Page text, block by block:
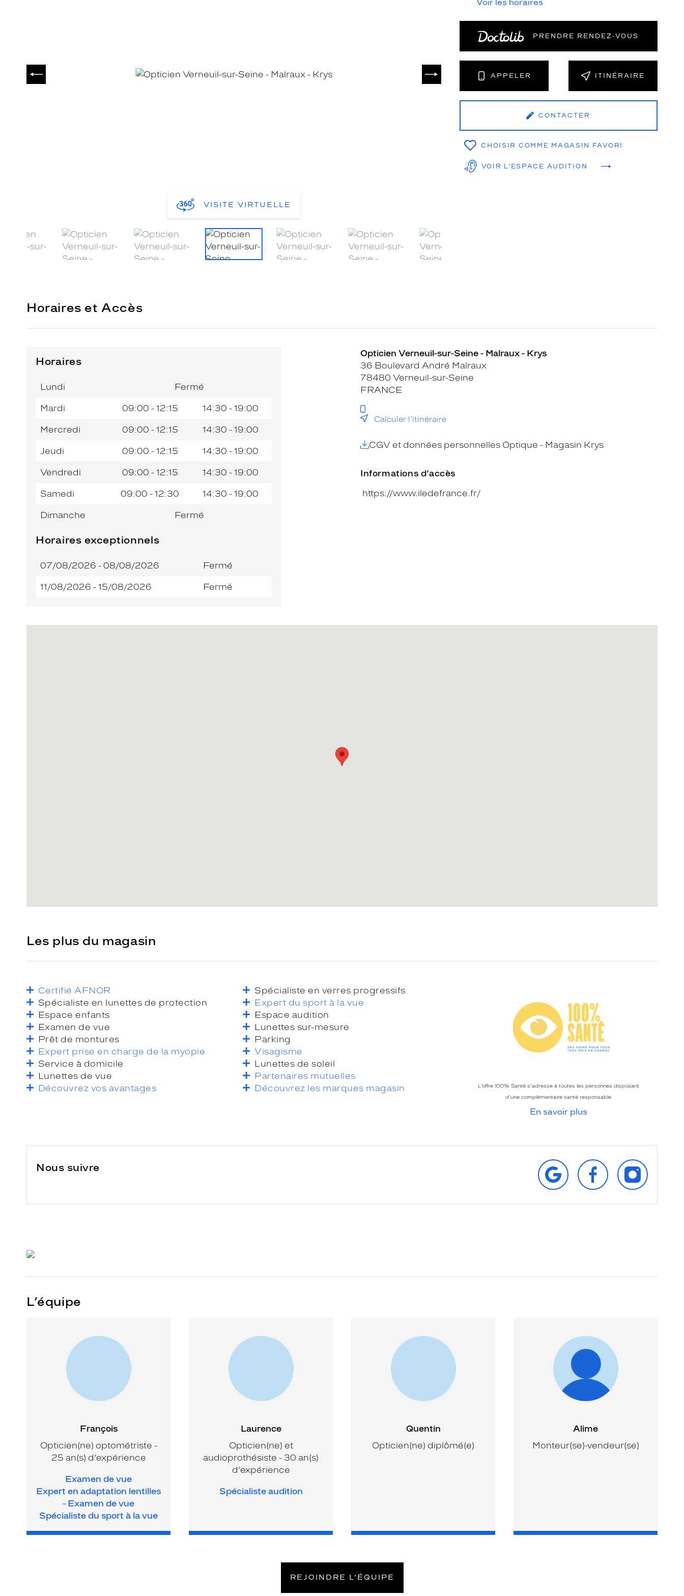
VISITE VIRTUELLE
Voir les horaires
PRENDRE RENDEZ‑VOUS
APPELER ITINÉRAIRE
CONTACTER
CHOISIR COMME MAGASIN FAVORI
VOIR L'ESPACE AUDITION
Horaires et Accès
Horaires
Jour de
semaine
Horaires
Lundi Fermé
Mardi 09:00 - 12:15 14:30 - 19:00
Mercredi 09:00 - 12:15 14:30 - 19:00
Jeudi 09:00 - 12:15 14:30 - 19:00
Vendredi 09:00 - 12:15 14:30 - 19:00
Samedi 09:00 - 12:30 14:30 - 19:00
Dimanche Fermé
Horaires exceptionnels
Jour de
semaine
Horaires
07/08/2026 - 08/08/2026 Fermé
11/08/2026 - 15/08/2026 Fermé
Opticien Verneuil-sur-Seine - Malraux - Krys
36 Boulevard André Malraux
78480 Verneuil-sur-Seine
FRANCE
Calculer l’itinéraire
CGV et données personnelles Optique - Magasin Krys
Informations d’accès
https://www.iledefrance.fr/
Les plus du magasin
Certifié AFNOR
Spécialiste en verres progressifs
Spécialiste en lunettes de protection
Expert du sport à la vue
Espace enfants
Espace audition
Examen de vue
Lunettes sur-mesure
Prêt de montures
Parking
Expert prise en charge de la myopie
Visagisme
Service à domicile
Lunettes de soleil
Lunettes de vue
Partenaires mutuelles
Découvrez vos avantages
Découvrez les marques magasin
L’offre 100% Santé s’adresse à toutes les personnes disposant
d’une complémentaire santé responsable
En savoir plus
Nous suivre
RETROUVEZ‑NOUS
SUR
GOOGLE
SUIVEZ‑NOUS
SUR
FACEBOOK
SUR
INSTAGRAM
L’équipe
François
Opticien(ne) optométriste -
25 an(s) d’expérience
Examen de vue
Expert en adaptation lentilles
- Examen de vue
Spécialiste du sport à la vue
Laurence
Opticien(ne) et
audioprothésiste - 30 an(s)
d’expérience
Spécialiste audition
Quentin
Opticien(ne) diplômé(e)
Alime
Monteur(se)-vendeur(se)
REJOINDRE L’ÉQUIPE